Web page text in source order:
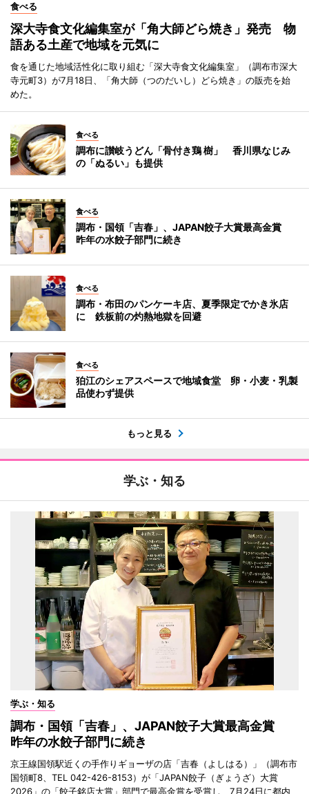
食べる
深大寺食文化編集室が「角大師どら焼き」発売 物
語ある土産で地域を元気に
食を通じた地域活性化に取り組む「深大寺食文化編集室」（調布市深大
寺元町3）が7月18日、「角大師（つのだいし）どら焼き」の販売を始
めた。
食べる
調布に讃岐うどん「骨付き鶏 樹」 香川県なじみ
の「ぬるい」も提供
食べる
調布・国領「吉春」、JAPAN餃子大賞最高金賞
昨年の水餃子部門に続き
食べる
調布・布田のパンケーキ店、夏季限定でかき氷店
に 鉄板前の灼熱地獄を回避
食べる
狛江のシェアスペースで地域食堂 卵・小麦・乳製
品使わず提供
もっと見る
学ぶ・知る
学ぶ・知る
調布・国領「吉春」、JAPAN餃子大賞最高金賞
昨年の水餃子部門に続き
京王線国領駅近くの手作りギョーザの店「吉春（よしはる）」（調布市
国領町8、TEL 042-426-8153）が「JAPAN餃子（ぎょうざ）大賞
2026」の「餃子銘店大賞」部門で最高金賞を受賞し、7月24日に都内